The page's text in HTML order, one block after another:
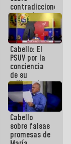
hay
programa
contradicciones
y mentiras
de María
Machado:
¡Créanle!
Cabello: El
PSUV por la
conciencia
de su
militancia
es la
organización
política más
sólida de
Venezuela
Cabello
sobre falsas
promesas de